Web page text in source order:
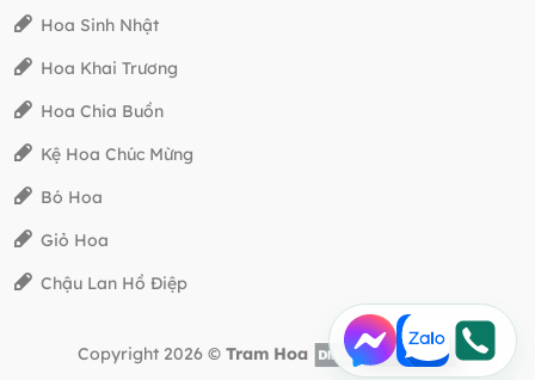
Hoa Sinh Nhật
Hoa Khai Trương
Hoa Chia Buồn
Kệ Hoa Chúc Mừng
Bó Hoa
Giỏ Hoa
Chậu Lan Hồ Điệp
Copyright 2026 © Tram Hoa